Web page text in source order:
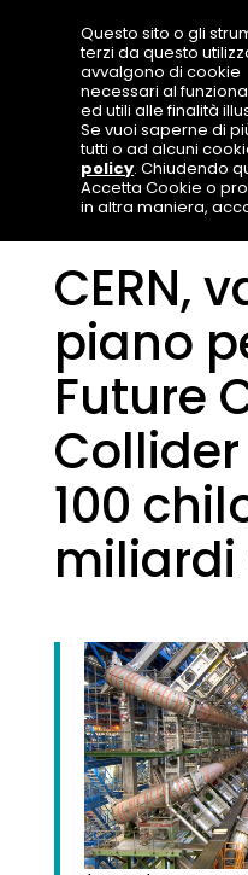
CERN,
piano
Future
100
miliardi
Questo sito o gli
terzi da questo
avvalgono di cookie
necessari al
ed utili alle finalità
Se vuoi saperne di
tutti o ad alcuni
policy. Chiudendo
Accetta Cookie o
in altra maniera,